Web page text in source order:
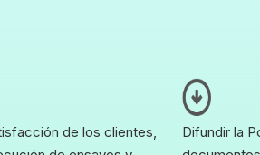
de los clientes,
Difundir la